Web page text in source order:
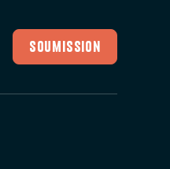
Soumission